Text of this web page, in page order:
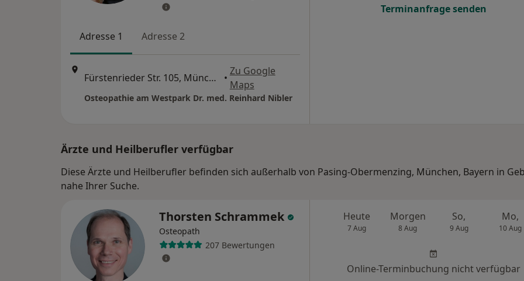
Adresse 1 Adresse 2
Fürstenrieder Str. 105, München •
Zu Google
Maps
Osteopathie am Westpark Dr. med. Reinhard Nibler
Terminanfrage senden
Ärzte und Heilberufler verfügbar
Diese Ärzte und Heilberufler befinden sich außerhalb von Pasing-Obermenzing, München, Bayern in
nahe Ihrer Suche.
Thorsten Schrammek
Osteopath
207 Bewertungen
Heute
7 Aug
Morgen
8 Aug
So,
9 Aug
Mo,
10 Aug
Online-Terminbuchung nicht verfügbar